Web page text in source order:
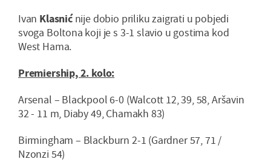
Ivan Klasnićnije dobio priliku zaigrati u pobjedi
svoga Boltona koji je s 3-1 slavio u gostima kod
West Hama.
Premiership, 2. kolo:
Arsenal – Blackpool 6-0 (Walcott 12, 39, 58, Aršavin
32 - 11 m, Diaby 49, Chamakh 83)
Birmingham – Blackburn 2-1 (Gardner 57, 71 /
Nzonzi 54)